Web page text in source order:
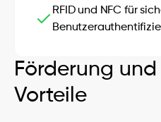
RFID und NFC für
Förderung
Vorteile